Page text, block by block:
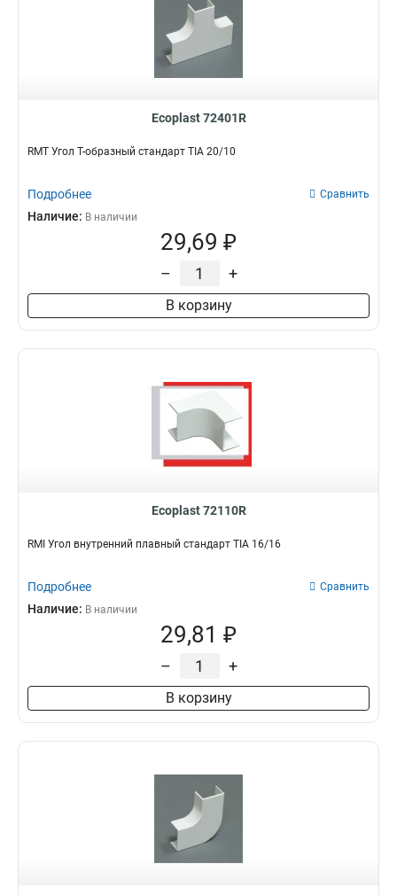
Ecoplast 72401R
RMT Угол Т-образный стандарт TIA 20/10
Подробнее Сравнить
Наличие: В наличии
29,69 ₽
– +
В корзину
Ecoplast 72110R
RMI Угол внутренний плавный стандарт TIA 16/16
Подробнее Сравнить
Наличие: В наличии
29,81 ₽
– +
В корзину